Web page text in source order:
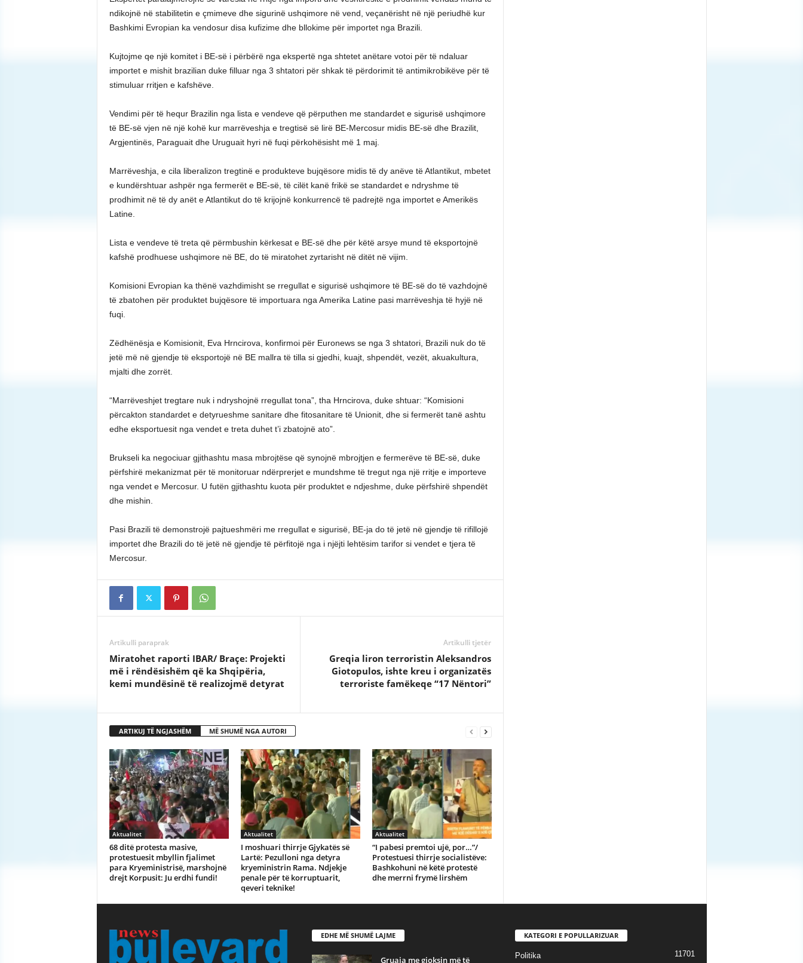
ndikojnë në stabilitetin e çmimeve dhe sigurinë ushqimore në vend, veçanërisht në një periudhë kur
Bashkimi Evropian ka vendosur disa kufizime dhe bllokime për importet nga Brazili.
Kujtojme qe një komitet i BE-së i përbërë nga ekspertë nga shtetet anëtare votoi për të ndaluar
importet e mishit brazilian duke filluar nga 3 shtatori për shkak të përdorimit të antimikrobikëve për të
stimuluar rritjen e kafshëve.
Vendimi për të hequr Brazilin nga lista e vendeve që përputhen me standardet e sigurisë ushqimore
të BE-së vjen në një kohë kur marrëveshja e tregtisë së lirë BE-Mercosur midis BE-së dhe Brazilit,
Argjentinës, Paraguait dhe Uruguait hyri në fuqi përkohësisht më 1 maj.
Marrëveshja, e cila liberalizon tregtinë e produkteve bujqësore midis të dy anëve të Atlantikut, mbetet
e kundërshtuar ashpër nga fermerët e BE-së, të cilët kanë frikë se standardet e ndryshme të
prodhimit në të dy anët e Atlantikut do të krijojnë konkurrencë të padrejtë nga importet e Amerikës
Latine.
Lista e vendeve të treta që përmbushin kërkesat e BE-së dhe për këtë arsye mund të eksportojnë
kafshë prodhuese ushqimore në BE, do të miratohet zyrtarisht në ditët në vijim.
Komisioni Evropian ka thënë vazhdimisht se rregullat e sigurisë ushqimore të BE-së do të vazhdojnë
të zbatohen për produktet bujqësore të importuara nga Amerika Latine pasi marrëveshja të hyjë në
fuqi.
Zëdhënësja e Komisionit, Eva Hrncirova, konfirmoi për Euronews se nga 3 shtatori, Brazili nuk do të
jetë më në gjendje të eksportojë në BE mallra të tilla si gjedhi, kuajt, shpendët, vezët, akuakultura,
mjalti dhe zorrët.
“Marrëveshjet tregtare nuk i ndryshojnë rregullat tona”, tha Hrncirova, duke shtuar: “Komisioni
përcakton standardet e detyrueshme sanitare dhe fitosanitare të Unionit, dhe si fermerët tanë ashtu
edhe eksportuesit nga vendet e treta duhet t’i zbatojnë ato”.
Brukseli ka negociuar gjithashtu masa mbrojtëse që synojnë mbrojtjen e fermerëve të BE-së, duke
përfshirë mekanizmat për të monitoruar ndërprerjet e mundshme të tregut nga një rritje e importeve
nga vendet e Mercosur. U futën gjithashtu kuota për produktet e ndjeshme, duke përfshirë shpendët
dhe mishin.
Pasi Brazili të demonstrojë pajtueshmëri me rregullat e sigurisë, BE-ja do të jetë në gjendje të rifillojë
importet dhe Brazili do të jetë në gjendje të përfitojë nga i njëjti lehtësim tarifor si vendet e tjera të
Mercosur.
Artikulli paraprak
Miratohet raporti IBAR/ Braçe: Projekti
më i rëndësishëm që ka Shqipëria,
kemi mundësinë të realizojmë detyrat
Artikulli tjetër
Greqia liron terroristin Aleksandros
Giotopulos, ishte kreu i organizatës
terroriste famëkeqe “17 Nëntori”
ARTIKUJ TË NGJASHËM MË SHUMË NGA AUTORI
Aktualitet
68 ditë protesta masive,
protestuesit mbyllin fjalimet
para Kryeministrisë, marshojnë
drejt Korpusit: Ju erdhi fundi!
Aktualitet
I moshuari thirrje Gjykatës së
Lartë: Pezulloni nga detyra
kryeministrin Rama. Ndjekje
penale për të korruptuarit,
qeveri teknike!
Aktualitet
“I pabesi premtoi ujë, por…”/
Protestuesi thirrje socialistëve:
Bashkohuni në këtë protestë
dhe merrni frymë lirshëm
EDHE MË SHUMË LAJME
Gruaja me gjoksin më të
KATEGORI E POPULLARIZUAR
Politika 11701